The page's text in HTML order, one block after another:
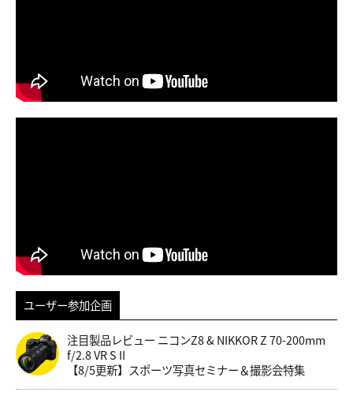
ユーザー参加企画
注目製品レビュー ニコンZ8 & NIKKOR Z 70-200mm
f/2.8 VR S II
【8/5更新】スポーツ写真セミナー＆撮影会特集